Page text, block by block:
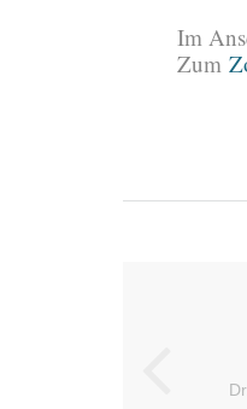
Im
Zum